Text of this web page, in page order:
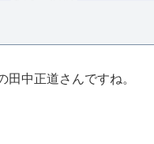
中正道さんですね。